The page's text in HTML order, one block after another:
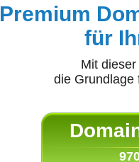
Premium
für
Mit
die